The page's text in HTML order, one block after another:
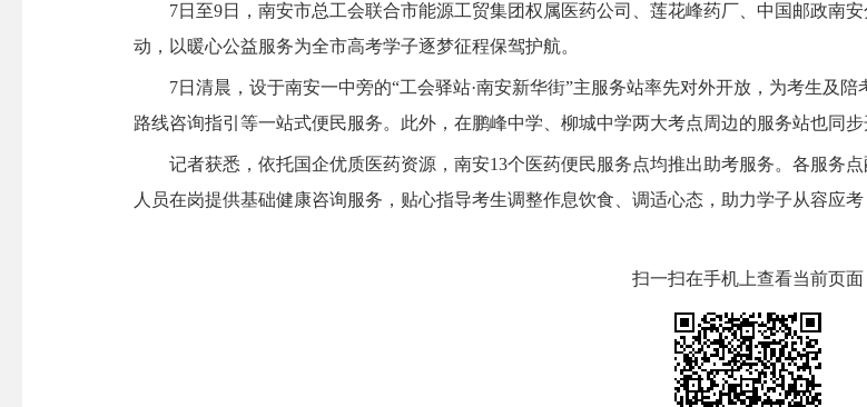
7日至9日，南安市总工会联合市能源工贸集团权属医药公司、莲花峰药厂、中国邮政南安
动，以暖心公益服务为全市高考学子逐梦征程保驾护航。
7日清晨，设于南安一中旁的“工会驿站·南安新华街”主服务站率先对外开放，为考生及陪
路线咨询指引等一站式便民服务。此外，在鹏峰中学、柳城中学两大考点周边的服务站也同步
记者获悉，依托国企优质医药资源，南安13个医药便民服务点均推出助考服务。各服务
人员在岗提供基础健康咨询服务，贴心指导考生调整作息饮食、调适心态，助力学子从容应
扫一扫在手机上查看当前页面